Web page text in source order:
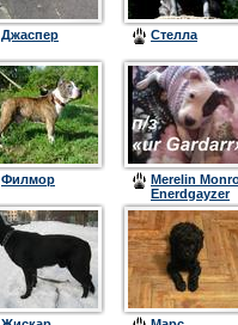
Джаспер Стелла
Филмор
Merelin
Enerdgayzer